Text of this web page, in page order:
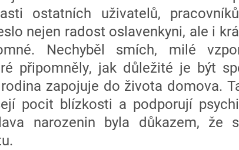
ostatních uživatelů,
nejen radost oslavenkyni, ale i
Nechyběl smích, milé
připomněly, jak důležité je být
zapojuje do života domova.
pocit blízkosti a podporují
narozenin byla důkazem, že